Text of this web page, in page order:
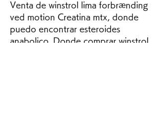
Venta de winstrol lima forbrænding
ved motion Creatina mtx, donde
puedo encontrar esteroides
anabolico. Donde comprar winstrol